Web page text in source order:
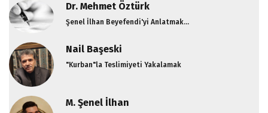
Dr. Mehmet Öztürk
Şenel İlhan Beyefendi'yi Anlatmak...
Nail Başeski
"Kurban"la Teslimiyeti Yakalamak
M. Şenel İlhan